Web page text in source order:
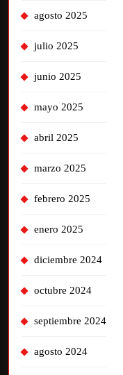
agosto 2025
julio 2025
junio 2025
mayo 2025
abril 2025
marzo 2025
febrero 2025
enero 2025
diciembre 2024
octubre 2024
septiembre 2024
agosto 2024